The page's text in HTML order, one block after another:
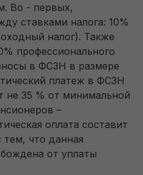
Во - первых,
ставками налога: 10%
налог). Также
профессионального
в ФСЗН в размере
платеж в ФСЗН
не 35 % от минимальной
–
оплата составит
тем, что данная
от уплаты
рекламные)
используются для
на сайте. Эти
как
увеличить его
функционал
для пользователей.